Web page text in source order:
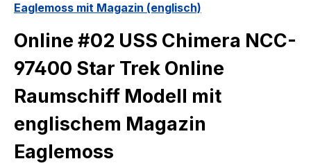
Eaglemoss mit Magazin (englisch)
Online #02 USS Chimera NCC-
97400 Star Trek Online
Raumschiff Modell mit
englischem Magazin
Eaglemoss